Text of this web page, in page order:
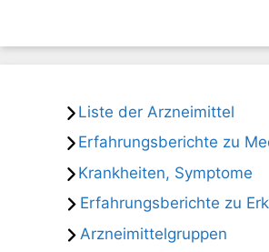
Liste der Arzneimittel
Erfahrungsberichte zu
Krankheiten, Symptome
Erfahrungsberichte zu
Arzneimittelgruppen